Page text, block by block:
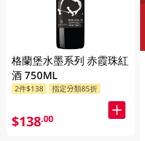
格蘭堡水墨系列 赤霞珠紅
酒 750ML
2件$138 指定分類85折
$138.00